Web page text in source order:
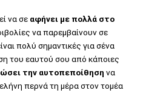
να σε αφήνει με πολλά στο
να παρεμβαίνουν σε
πολύ σημαντικές για σένα
του εαυτού σου από κάποιες
την αυτοπεποίθηση να
περνά τη μέρα στον τομέα